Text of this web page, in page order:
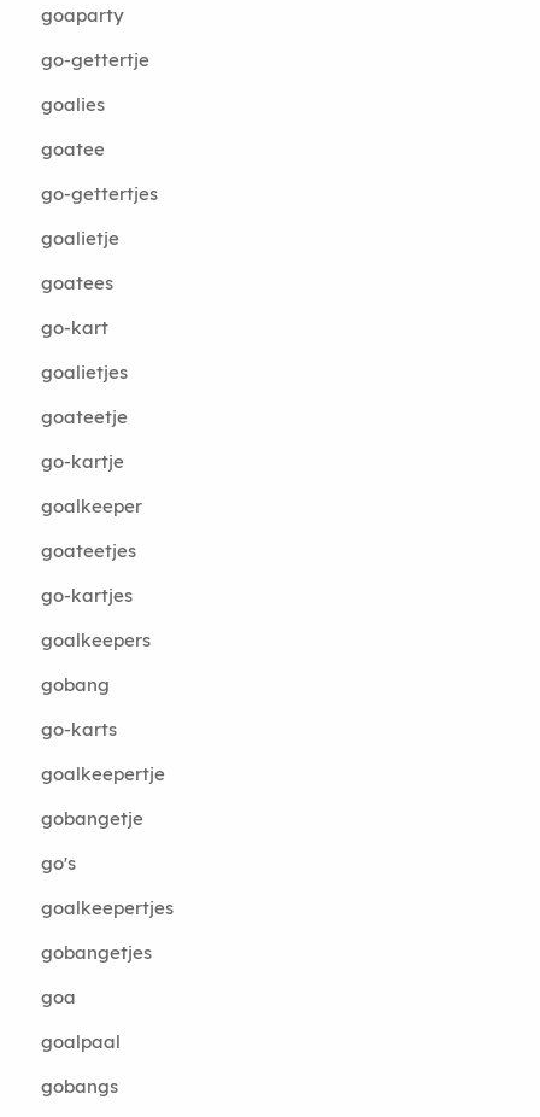
goaparty
go-gettertje
goalies
goatee
go-gettertjes
goalietje
goatees
go-kart
goalietjes
goateetje
go-kartje
goalkeeper
goateetjes
go-kartjes
goalkeepers
gobang
go-karts
goalkeepertje
gobangetje
go's
goalkeepertjes
gobangetjes
goa
goalpaal
gobangs